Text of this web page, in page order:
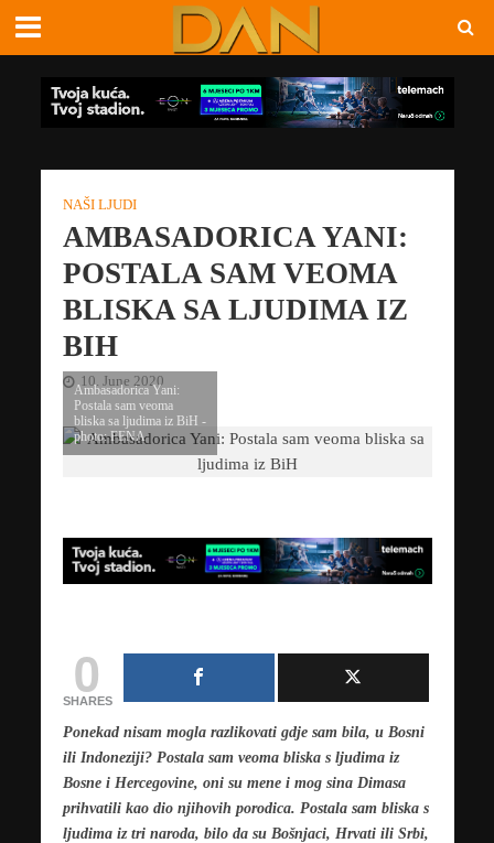
NAŠI LJUDI
AMBASADORICA YANI:
POSTALA SAM VEOMA
BLISKA SA LJUDIMA IZ
BIH
10. June 2020
Ambasadorica Yani:
Postala sam veoma
bliska sa ljudima iz BiH -
photo: FENA
0
SHARES
Ponekad nisam mogla razlikovati gdje sam bila, u Bosni
ili Indoneziji? Postala sam veoma bliska s ljudima iz
Bosne i Hercegovine, oni su mene i mog sina Dimasa
prihvatili kao dio njihovih porodica. Postala sam bliska s
ljudima iz tri naroda, bilo da su Bošnjaci, Hrvati ili Srbi,